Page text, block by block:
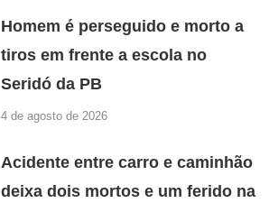
Homem é perseguido e morto a
tiros em frente a escola no
Seridó da PB
4 de agosto de 2026
Acidente entre carro e caminhão
deixa dois mortos e um ferido na